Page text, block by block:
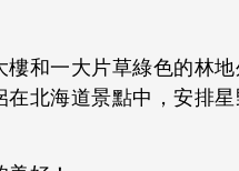
和一大片草綠色的林
北海道景點中，安排星